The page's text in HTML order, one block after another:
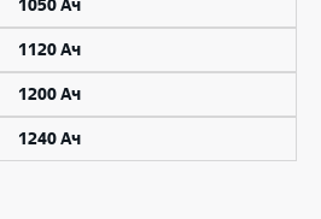
1050 Ач
1120 Ач
1200 Ач
1240 Ач